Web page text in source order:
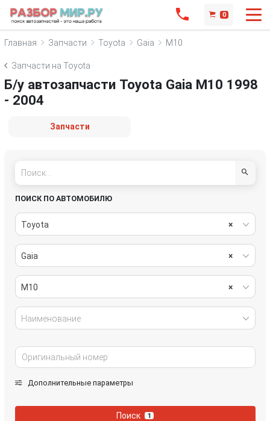
0
Главная Запчасти Toyota Gaia M10
Запчасти на Toyota
Б/у автозапчасти Toyota Gaia M10 1998
- 2004
Запчасти
ПОИСК ПО АВТОМОБИЛЮ
×
Toyota
×
Gaia
×
M10
Наименование
Дополнительные параметры
Поиск 1